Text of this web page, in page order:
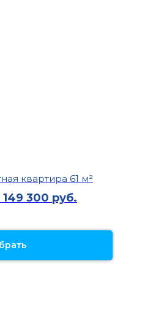
квартира 61 м²
300 руб.